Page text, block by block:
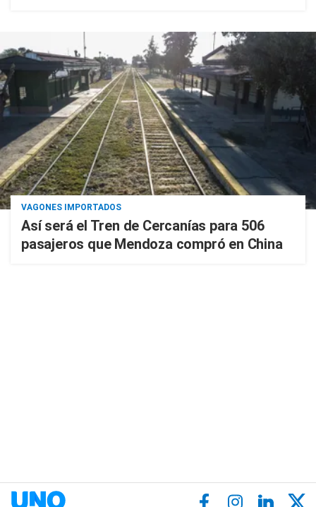
VAGONES IMPORTADOS
Así será el Tren de Cercanías para 506
pasajeros que Mendoza compró en China